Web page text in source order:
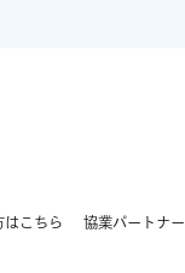
はこちら 協業パートナー